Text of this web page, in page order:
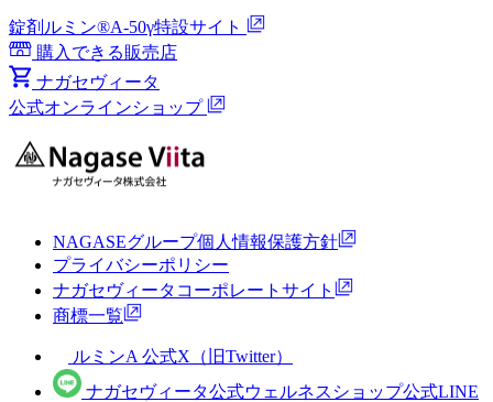
錠剤ルミン®︎A-50γ特設サイト
購入できる販売店
ナガセヴィータ
公式オンラインショップ
NAGASEグループ個人情報保護方針
プライバシーポリシー
ナガセヴィータコーポレートサイト
商標一覧
ルミンA 公式X（旧Twitter）
ナガセヴィータ公式ウェルネスショップ公式LINE